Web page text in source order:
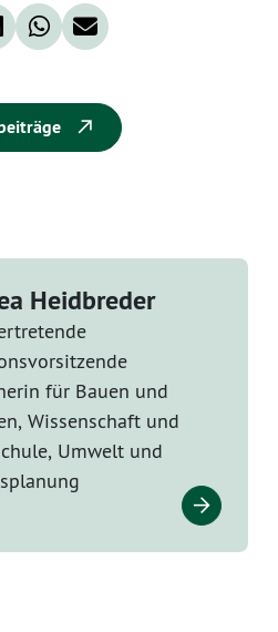
Heidbreder
für Bauen und
Wissenschaft und
Umwelt und